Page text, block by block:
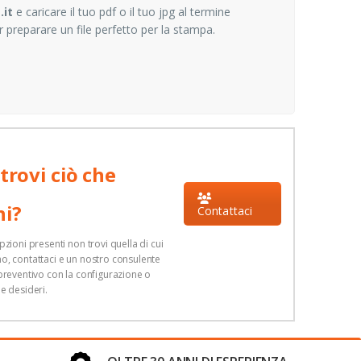
e caricare il tuo pdf o il tuo jpg al termine
preparare un file perfetto per la stampa.
ciò che
presenti non trovi quella di cui
contattaci e un nostro consulente
con la configurazione o
desideri.
Contattaci